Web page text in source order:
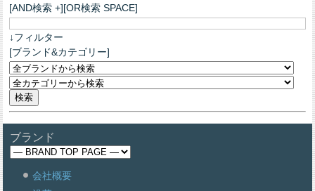
[AND検索 +][OR検索 SPACE]
↓フィルター
[ブランド&カテゴリー]
ブランド
会社概要